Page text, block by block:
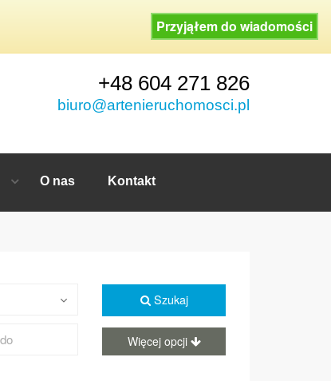
Przyjąłem do wiadomości
+48 604 271 826
biuro@artenieruchomosci.pl
O nas Kontakt
Szukaj
Więcej opcji